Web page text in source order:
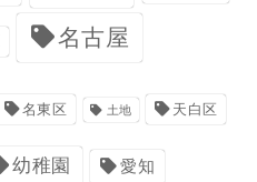
名古屋
名東区 土地 天白区
幼稚園 愛知